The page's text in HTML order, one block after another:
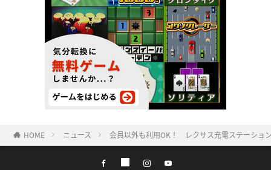
HOME ニュース 会員以外も利用OK！ レクサス充電ステーショ